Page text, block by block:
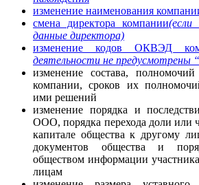
изменение наименования
смена директора компании
данные директора)
изменение кодов ОКВЭД
деятельности не предусмотрены
изменение состава,
компании, сроков их
ими решений
изменение порядка и
ООО, порядка перехода доли или
капитале общества к другому
документов общества и
обществом информации
лицам